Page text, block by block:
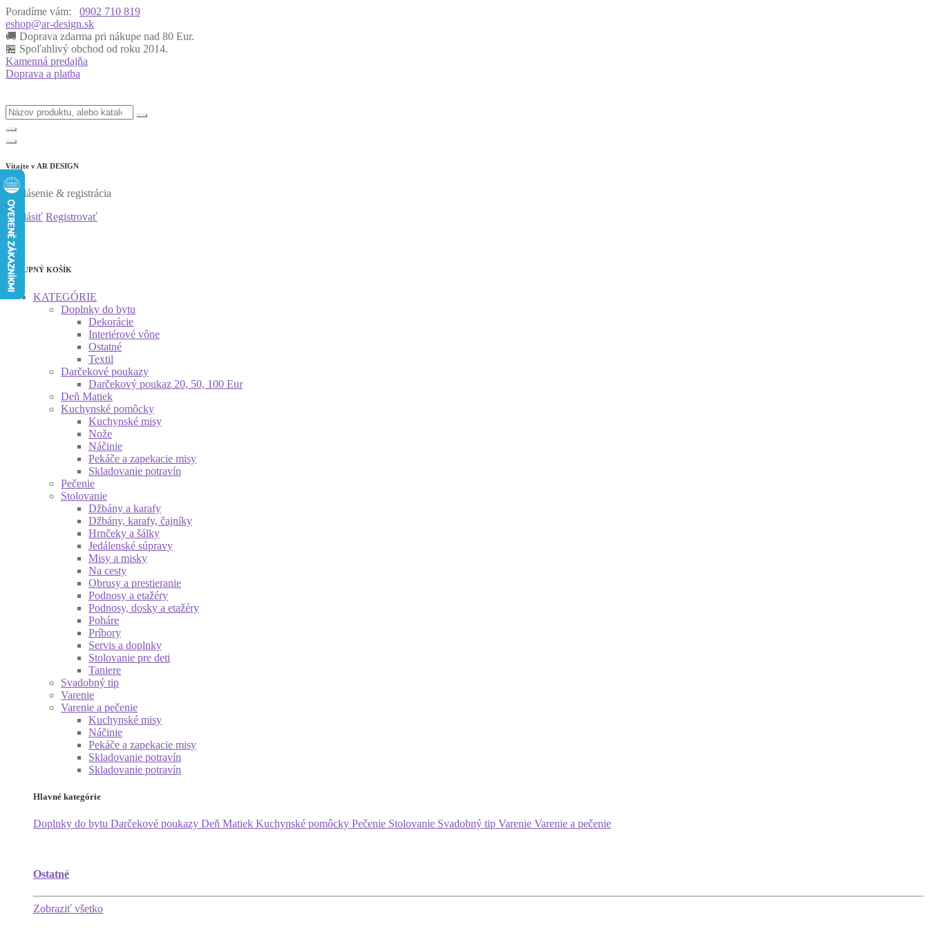
Poradíme vám:
0902 710 819
eshop@ar-design.sk
🚚 Doprava zdarma pri nákupe nad 80 Eur.
🏪 Spoľahlivý obchod od roku 2014.
Kamenná predajňa
Doprava a platba
Vitajte v AR DESIGN
Prihlásenie & registrácia
Prihlásiť Registrovať
0
0
NÁKUPNÝ KOŠÍK
KATEGÓRIE
Doplnky do bytu
Dekorácie
Interiérové vône
Ostatné
Textil
Darčekové poukazy
Darčekový poukaz 20, 50, 100 Eur
Deň Matiek
Kuchynské pomôcky
Kuchynské misy
Nože
Náčinie
Pekáče a zapekacie misy
Skladovanie potravín
Pečenie
Stolovanie
Džbány a karafy
Džbány, karafy, čajníky
Hrnčeky a šálky
Jedálenské súpravy
Misy a misky
Na cesty
Obrusy a prestieranie
Podnosy a etažéry
Podnosy, dosky a etažéry
Poháre
Príbory
Servis a doplnky
Stolovanie pre deti
Taniere
Svadobný tip
Varenie
Varenie a pečenie
Kuchynské misy
Náčinie
Pekáče a zapekacie misy
Skladovanie potravín
Skladovanie potravín
Hlavné kategórie
Doplnky do bytu Darčekové poukazy Deň Matiek Kuchynské pomôcky Pečenie Stolovanie Svadobný tip Varenie Varenie a pečenie
Ostatné
Zobraziť všetko